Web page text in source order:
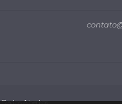
Dados Abertos